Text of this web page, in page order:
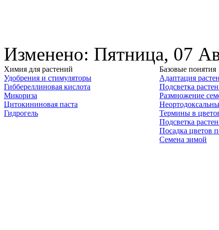
Изменено: Пятница, 07
Химия для растений
Удобрения и стимуляторы
Гиббереллиновая кислота
Микориза
Цитокининовая паста
Гидрогель
Базовые понятия
Адаптация
Подсветка
Размножение
Термины в
Подсветка
Посадка цветов
Семена зимой